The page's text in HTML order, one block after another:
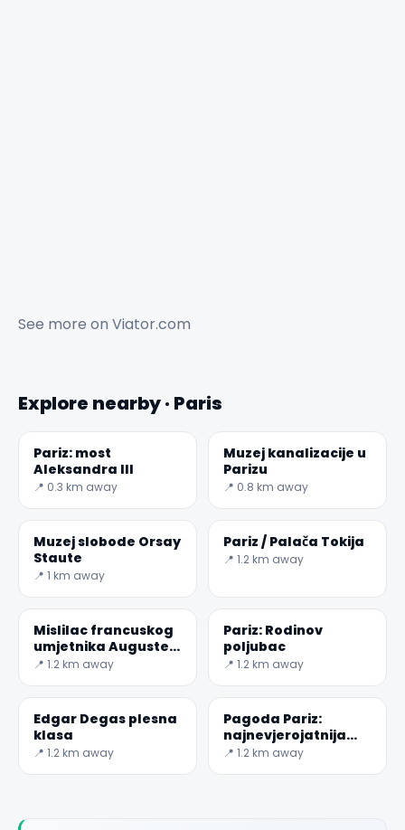
See more on Viator.com
Explore nearby · Paris
Pariz: most
Aleksandra III
📍 0.3 km away
Muzej kanalizacije u
Parizu
📍 0.8 km away
Muzej slobode Orsay
Staute
📍 1 km away
Pariz / Palača Tokija
📍 1.2 km away
Mislilac francuskog
umjetnika Auguste
Rodin
📍 1.2 km away
Pariz: Rodinov
poljubac
📍 1.2 km away
Edgar Degas plesna
klasa
📍 1.2 km away
Pagoda Pariz:
najnevjerojatnija
zgrada
📍 1.2 km away
✕